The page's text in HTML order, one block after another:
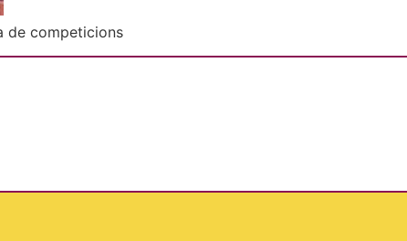
de competicions